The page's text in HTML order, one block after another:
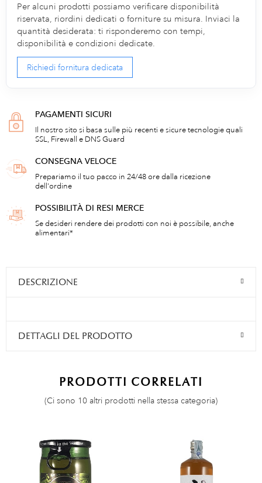
Per alcuni prodotti possiamo verificare disponibilità
riservata, riordini dedicati o forniture su misura. Inviaci la
quantità desiderata: ti risponderemo con tempi,
disponibilità e condizioni dedicate.
Richiedi fornitura dedicata
PAGAMENTI SICURI
Il nostro sito si basa sulle più recenti e sicure tecnologie quali
SSL, Firewall e DNS Guard
CONSEGNA VELOCE
Prepariamo il tuo pacco in 24/48 ore dalla ricezione
dell'ordine
POSSIBILITÀ DI RESI MERCE
Se desideri rendere dei prodotti con noi è possibile, anche
alimentari*
DESCRIZIONE
DETTAGLI DEL PRODOTTO
PRODOTTI CORRELATI
(Ci sono 10 altri prodotti nella stessa categoria)